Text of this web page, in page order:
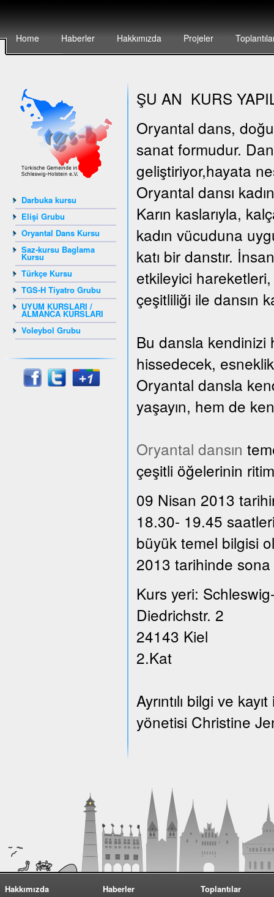
Home Haberler Hakkımızda Projeler
Darbuka kursu
Elişi Grubu
Oryantal Dans Kursu
Saz-kursu Baglama
Kursu
Türkçe Kursu
TGS-H Tiyatro Grubu
UYUM KURSLARI /
ALMANCA KURSLARI
Voleybol Grubu
ŞU AN KURS
Oryantal dans,
sanat formudur.
geliştiriyor,hayata
Oryantal dansı
Karın kaslarıyla,
kadın vücuduna
katı bir danstır.
etkileyici
çeşitliliği ile dansın
Bu dansla kendinizi
hissedecek,
Oryantal dansla
yaşayın, hem de
Oryantal dansın
çeşitli öğelerinin
09 Nisan 2013
18.30- 19.45
büyük temel bilgisi
2013 tarihinde
Kurs yeri:
Diedrichstr. 2
24143 Kiel
2.Kat
Ayrıntılı bilgi ve
yönetisi Christine
Hakkımızda
Haberler
Toplantılar